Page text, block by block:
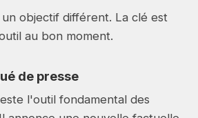
objectif différent. La clé est
au bon moment.
de presse
l'outil fondamental des